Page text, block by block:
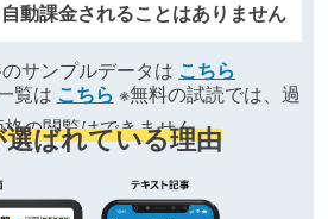
動課金されることはありません
サンプルデータは こちら
覧は こちら ※無料の試読では、過
の閲覧はできません
選ばれている理由